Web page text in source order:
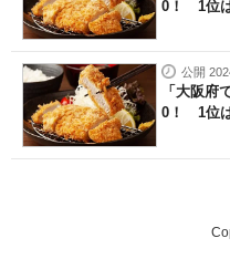
0！ 1位
公開
「大阪府
0！ 1位